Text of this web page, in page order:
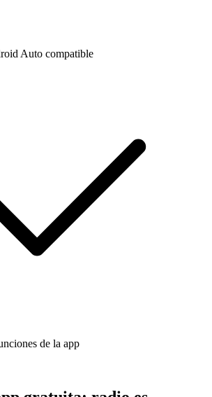
Auto compatible
de la app